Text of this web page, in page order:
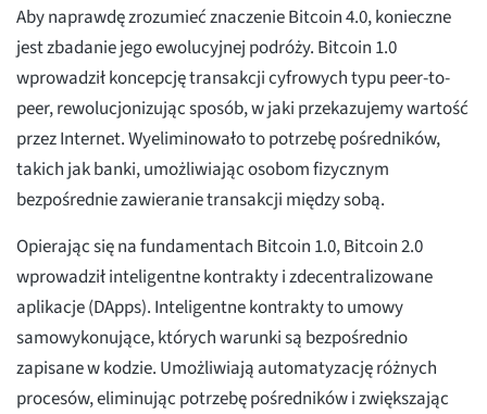
Aby naprawdę zrozumieć znaczenie Bitcoin 4.0, konieczne
jest zbadanie jego ewolucyjnej podróży. Bitcoin 1.0
wprowadził koncepcję transakcji cyfrowych typu peer-to-
peer, rewolucjonizując sposób, w jaki przekazujemy wartość
przez Internet. Wyeliminowało to potrzebę pośredników,
takich jak banki, umożliwiając osobom fizycznym
bezpośrednie zawieranie transakcji między sobą.
Opierając się na fundamentach Bitcoin 1.0, Bitcoin 2.0
wprowadził inteligentne kontrakty i zdecentralizowane
aplikacje (DApps). Inteligentne kontrakty to umowy
samowykonujące, których warunki są bezpośrednio
zapisane w kodzie. Umożliwiają automatyzację różnych
procesów, eliminując potrzebę pośredników i zwiększając